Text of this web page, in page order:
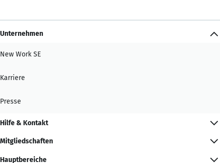
Unternehmen
New Work SE
Karriere
Presse
Hilfe & Kontakt
Mitgliedschaften
Hauptbereiche